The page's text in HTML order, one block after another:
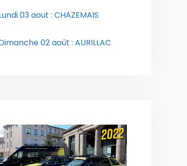
03 aout : CHAZEMAIS
02 août : AURILLAC